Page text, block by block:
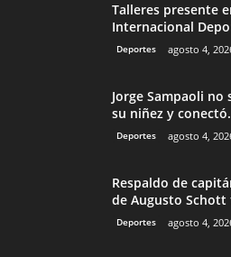
Talleres presente
Internacional
Deportes agosto 4,
Jorge Sampaoli
su niñez y
Deportes agosto 4,
Respaldo de
de Augusto Schott
Deportes agosto 4,